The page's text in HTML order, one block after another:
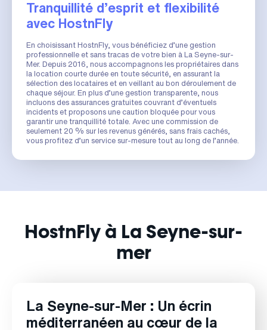
Tranquillité d’esprit et flexibilité
avec HostnFly
En choisissant HostnFly, vous bénéficiez d’une gestion
professionnelle et sans tracas de votre bien à La Seyne-sur-
Mer. Depuis 2016, nous accompagnons les propriétaires dans
la location courte durée en toute sécurité, en assurant la
sélection des locataires et en veillant au bon déroulement de
chaque séjour. En plus d’une gestion transparente, nous
incluons des assurances gratuites couvrant d’éventuels
incidents et proposons une caution bloquée pour vous
garantir une tranquillité totale. Avec une commission de
seulement 20 % sur les revenus générés, sans frais cachés,
vous profitez d’un service sur-mesure tout au long de l’année.
HostnFly à La Seyne-sur-
mer
La Seyne-sur-Mer : Un écrin
méditerranéen au cœur de la